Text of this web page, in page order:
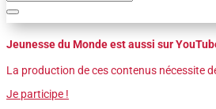
Jeunesse du Monde est aussi sur
La production de ces contenus nécessite
Je participe !